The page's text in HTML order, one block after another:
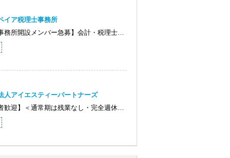
イア税理士事務所
務所開設メンバー急募】会計・税理士…
人アイエスティーパートナーズ
歓迎】＜通常期は残業なし・完全週休…